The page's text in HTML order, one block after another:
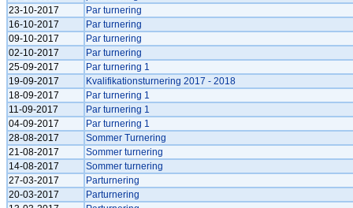
23-10-2017
Par turnering
16-10-2017
Par turnering
09-10-2017
Par turnering
02-10-2017
Par turnering
25-09-2017
Par turnering 1
19-09-2017
Kvalifikationsturnering 2017 - 2018
18-09-2017
Par turnering 1
11-09-2017
Par turnering 1
04-09-2017
Par turnering 1
28-08-2017
Sommer Turnering
21-08-2017
Sommer turnering
14-08-2017
Sommer turnering
27-03-2017
Parturnering
20-03-2017
Parturnering